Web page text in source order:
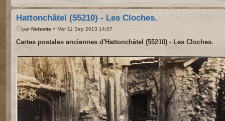
Hattonchâtel (55210) - Les Cloches.
par Noisette » Mer 11 Sep 2013 14:07
Cartes postales anciennes d'Hattonchâtel (55210) - Les Cloches.